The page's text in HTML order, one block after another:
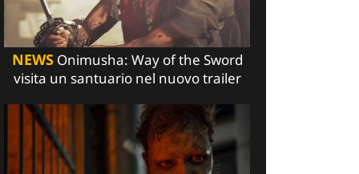
NEWSOnimusha: Way of the Sword
visita un santuario nel nuovo trailer